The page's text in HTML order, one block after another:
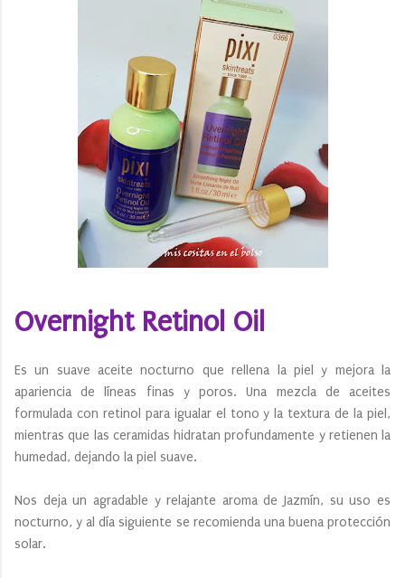
Overnight Retinol Oil
Es un suave aceite nocturno que rellena la piel y mejora la
apariencia de líneas finas y poros. Una mezcla de aceites
formulada con retinol para igualar el tono y la textura de la piel,
mientras que las ceramidas hidratan profundamente y retienen la
humedad, dejando la piel suave.
Nos deja un agradable y relajante aroma de Jazmín, su uso es
nocturno, y al día siguiente se recomienda una buena protección
solar.